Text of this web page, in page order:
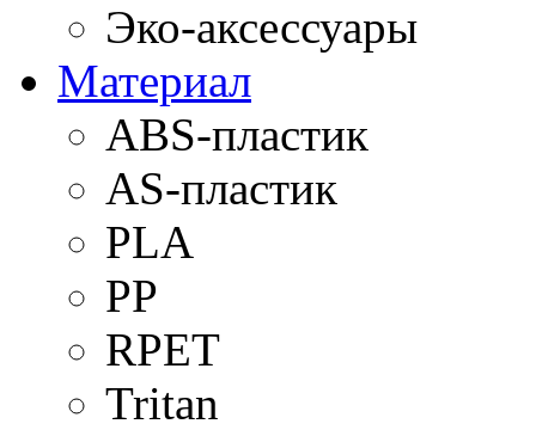
Эко-аксессуары
Материал
ABS-пластик
AS-пластик
PLA
PP
RPET
Tritan